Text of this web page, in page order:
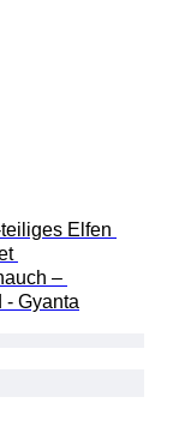
Elfen
–
- Gyanta